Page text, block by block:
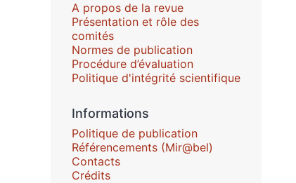
A propos de la revue
Présentation et rôle des
comités
Normes de publication
Procédure d’évaluation
Politique d'intégrité scientifique
Informations
Politique de publication
Référencements (Mir@bel)
Contacts
Crédits